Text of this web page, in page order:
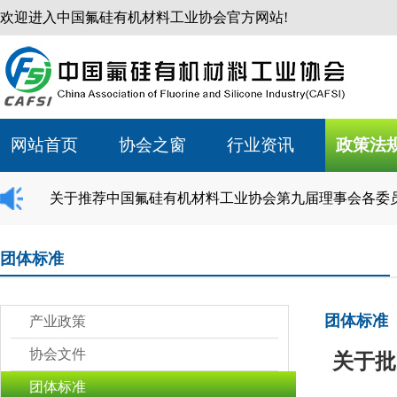
欢迎进入中国氟硅有机材料工业协会官方网站!
网站首页 协会之窗 行业资讯 政策法
关于推荐中国氟硅有机材料工业协会第九届理事会各委
团体标准
产业政策
协会文件
团体标准
团体标准
关于